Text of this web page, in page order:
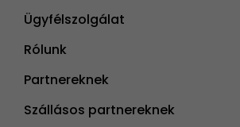
Ügyfélszolgálat
Rólunk
Partnereknek
Szállásos partnereknek